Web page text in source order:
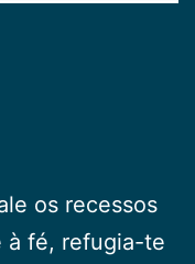
os recessos
à fé, refugia-te